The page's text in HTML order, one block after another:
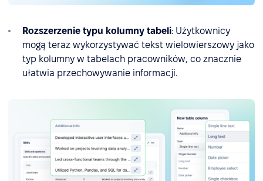
Rozszerzenie typu kolumny tabeli: Użytkownicy
mogą teraz wykorzystywać tekst wielowierszowy jako
typ kolumny w tabelach pracowników, co znacznie
ułatwia przechowywanie informacji.